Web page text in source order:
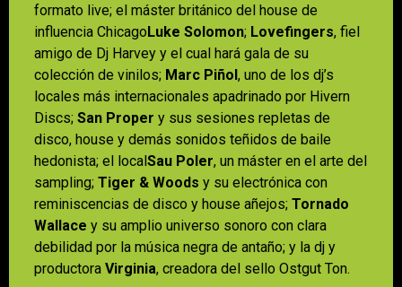
formato live; el máster británico del house de
influencia ChicagoLuke Solomon; Lovefingers, fiel
amigo de Dj Harvey y el cual hará gala de su
colección de vinilos; Marc Piñol, uno de los dj’s
locales más internacionales apadrinado por Hivern
Discs; San Proper y sus sesiones repletas de
disco, house y demás sonidos teñidos de baile
hedonista; el localSau Poler, un máster en el arte del
sampling; Tiger & Woods y su electrónica con
reminiscencias de disco y house añejos; Tornado
Wallace y su amplio universo sonoro con clara
debilidad por la música negra de antaño; y la dj y
productora Virginia, creadora del sello Ostgut Ton.